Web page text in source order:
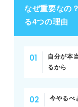
なぜ重要なの
る4つの理由
自分が本
るから
今やるべ